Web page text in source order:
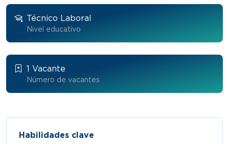
Técnico Laboral
Nivel educativo
1 Vacante
Número de vacantes
Habilidades clave